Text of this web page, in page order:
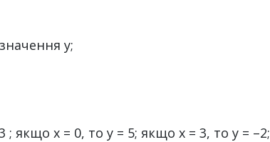
y;
якщо х = 0, то у = 5; якщо х = 3, то у = –2;